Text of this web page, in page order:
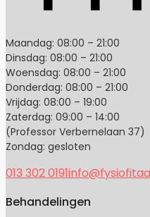
Maandag: 08:00 – 21:00
Dinsdag: 08:00 – 21:00
Woensdag: 08:00 – 21:00
Donderdag: 08:00 – 21:00
Vrijdag: 08:00 – 19:00
Zaterdag: 09:00 – 14:00
(Professor Verbernelaan 37)
Zondag: gesloten
013 302 0191
Behandelingen